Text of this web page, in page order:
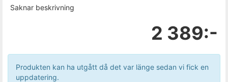
Saknar beskrivning
2 389:-
Produkten kan ha utgått då det var länge sedan vi fick en
uppdatering.